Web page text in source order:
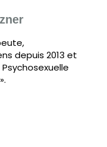
depuis 2013 et